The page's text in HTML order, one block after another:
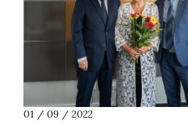
01 / 09 / 2022